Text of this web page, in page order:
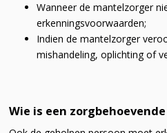
Wanneer de mantelzorger
erkenningsvoorwaarden;
Indien de mantelzorger
mishandeling, oplichting of
Wie is een